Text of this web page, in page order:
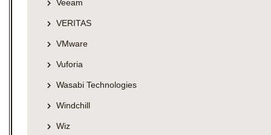
Veeam
VERITAS
VMware
Vuforia
Wasabi Technologies
Windchill
Wiz